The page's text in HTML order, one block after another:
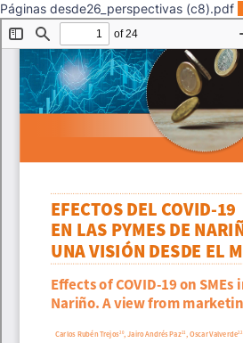
Páginas desde26_perspectivas (c8).pdf